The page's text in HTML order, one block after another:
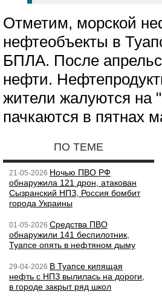
Отметим, морской
нефтеобъекты в
БПЛА. После
нефти.
жители жалуются на
пачкаются в пятнах
ПО ТЕМЕ
21-05-2026 Ночью ПВО РФ
обнаружила 121 дрон, атакован
Сызранский НПЗ, Россия бомбит
города Украины
01-05-2026 Средства ПВО
обнаружили 141 беспилотник,
Туапсе опять в нефтяном дыму
29-04-2026 В Туапсе кипящая
нефть с НПЗ вылилась на дороги,
в городе закрыт ряд школ